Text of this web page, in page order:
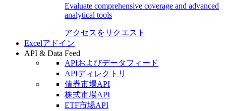
Evaluate comprehensive coverage and advanced
analytical tools
アクセスをリクエスト
Excelアドイン
API & Data Feed
APIおよびデータフィード
APIディレクトリ
債券市場API
株式市場API
ETF市場API